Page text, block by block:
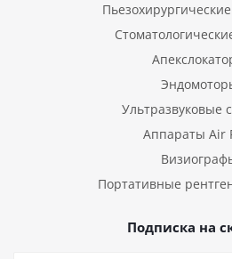
Ультразвуковые
Аппараты Air
Портативные
Подписка на